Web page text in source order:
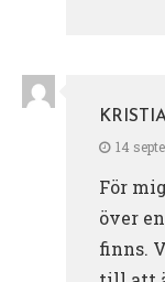
14
För
över
finns.